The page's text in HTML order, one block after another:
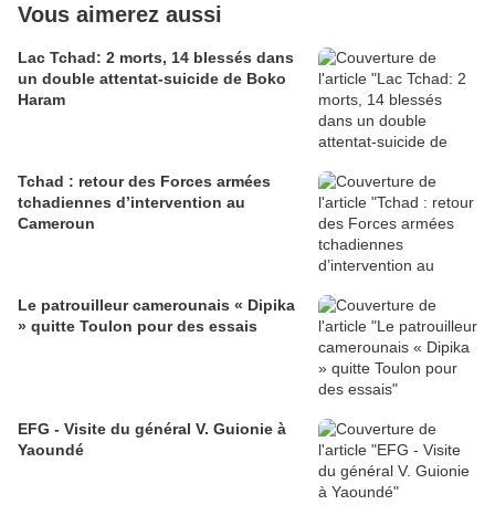
Vous aimerez aussi
Lac Tchad: 2 morts, 14 blessés dans
un double attentat-suicide de Boko
Haram
Tchad : retour des Forces armées
tchadiennes d’intervention au
Cameroun
Le patrouilleur camerounais « Dipika
» quitte Toulon pour des essais
EFG - Visite du général V. Guionie à
Yaoundé